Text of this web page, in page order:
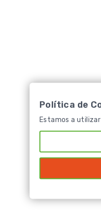
Política de
Estamos a